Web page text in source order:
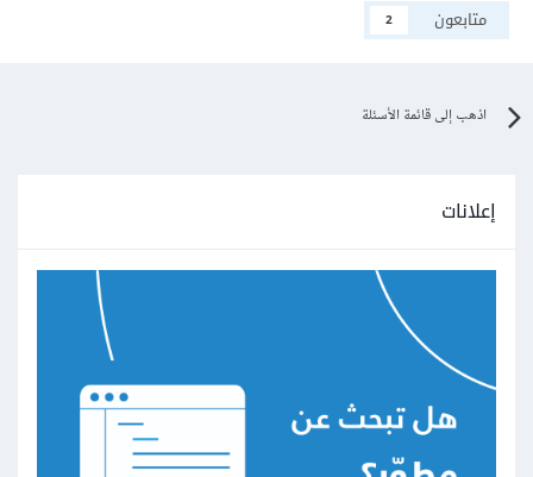
متابعون
2
اذهب إلى قائمة الأسئلة
إعلانات